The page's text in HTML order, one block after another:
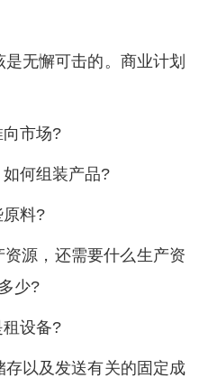
无懈可击的。商业计划
市场?
何组装产品?
原料?
源，还需要什么生产资
少?
设备?
以及发送有关的固定成